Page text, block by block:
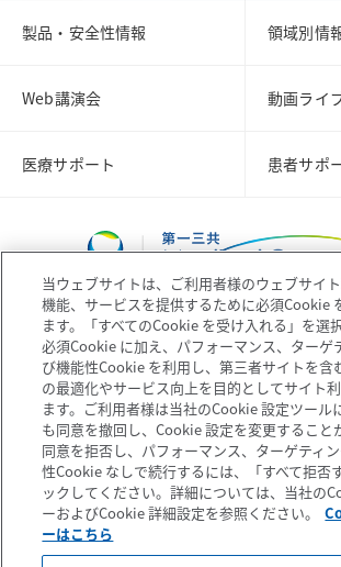
製品・安全性情報 領域別情
Web講演会 動画ライ
医療サポート 患者サポ
コーポレートサイト 企業情報
個人情報の取扱いについて プライバシ
ソーシャルメディアポリシー ご利用条件
当ウェブサイトは、ご利用者様のウェブサイ
機能、サービスを提供するために必須Cookie
ます。「すべてのCookie を受け入れる」を選
必須Cookie に加え、パフォーマンス、ターゲ
び機能性Cookie を利用し、第三者サイトを含
の最適化やサービス向上を目的としてサイト
ます。ご利用者様は当社のCookie 設定ツール
も同意を撤回し、Cookie 設定を変更すること
同意を拒否し、パフォーマンス、ターゲティ
性Cookie なしで続行するには、「すべて拒否
ックしてください。詳細については、当社の
ーおよびCookie 詳細設定を参照ください。
ーはこちら